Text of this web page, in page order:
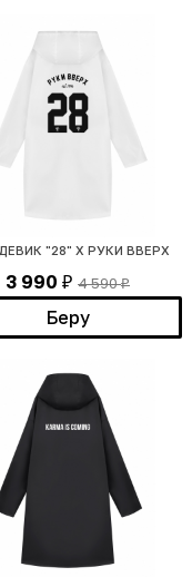
"28" Х РУКИ ВВЕРХ
3 990 ₽ 4 590₽
Беру